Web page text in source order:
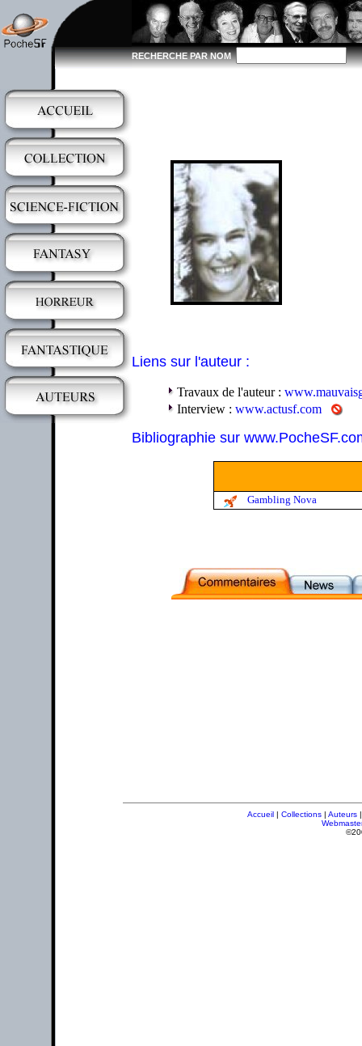
RECHERCHE PAR NOM
Liens sur l'auteur :
Travaux de l'auteur :
Interview : www.actusf.com
Bibliographie sur
Gambling Nova
Accueil | Collections | Auteurs